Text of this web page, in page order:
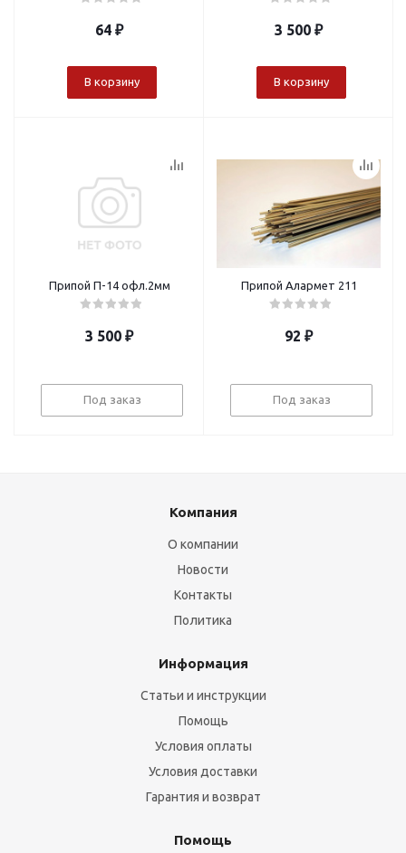
64 ₽
В корзину
3 500 ₽
В корзину
Припой П-14 офл.2мм
3 500 ₽
Под заказ
Припой Алармет 211
92 ₽
Под заказ
Компания
О компании
Новости
Контакты
Политика
Информация
Статьи и инструкции
Помощь
Условия оплаты
Условия доставки
Гарантия и возврат
Помощь